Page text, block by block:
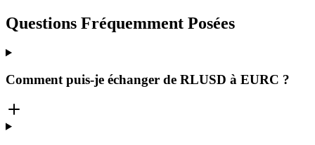
Questions Fréquemment Posées
Comment puis-je échanger de RLUSD à EURC ?